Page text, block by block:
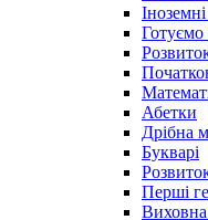
Готуємо
Абетки
Дрібна
Букварі
Перші
Виховна